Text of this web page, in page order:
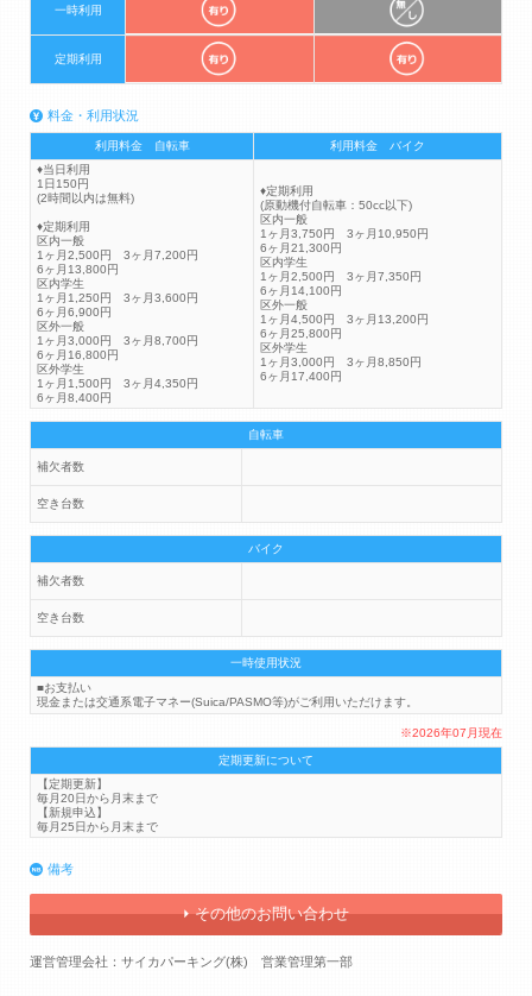
一時利用
定期利用
料金・利用状況
利用料金 自転車
利用料金 バイク
♦当日利用
1日150円
(2時間以内は無料)
♦定期利用
区内一般
1ヶ月2,500円 3ヶ月7,200円
6ヶ月13,800円
区内学生
1ヶ月1,250円 3ヶ月3,600円
6ヶ月6,900円
区外一般
1ヶ月3,000円 3ヶ月8,700円
6ヶ月16,800円
区外学生
1ヶ月1,500円 3ヶ月4,350円
6ヶ月8,400円
♦定期利用
(原動機付自転車：50cc以下)
区内一般
1ヶ月3,750円 3ヶ月10,950円
6ヶ月21,300円
区内学生
1ヶ月2,500円 3ヶ月7,350円
6ヶ月14,100円
区外一般
1ヶ月4,500円 3ヶ月13,200円
6ヶ月25,800円
区外学生
1ヶ月3,000円 3ヶ月8,850円
6ヶ月17,400円
自転車
補欠者数
空き台数
バイク
補欠者数
空き台数
一時使用状況
■お支払い
現金または交通系電子マネー(Suica/PASMO等)がご利用いただけます。
※2026年07月現在
定期更新について
【定期更新】
毎月20日から月末まで
【新規申込】
毎月25日から月末まで
備考
その他のお問い合わせ
運営管理会社：サイカパーキング(株) 営業管理第一部